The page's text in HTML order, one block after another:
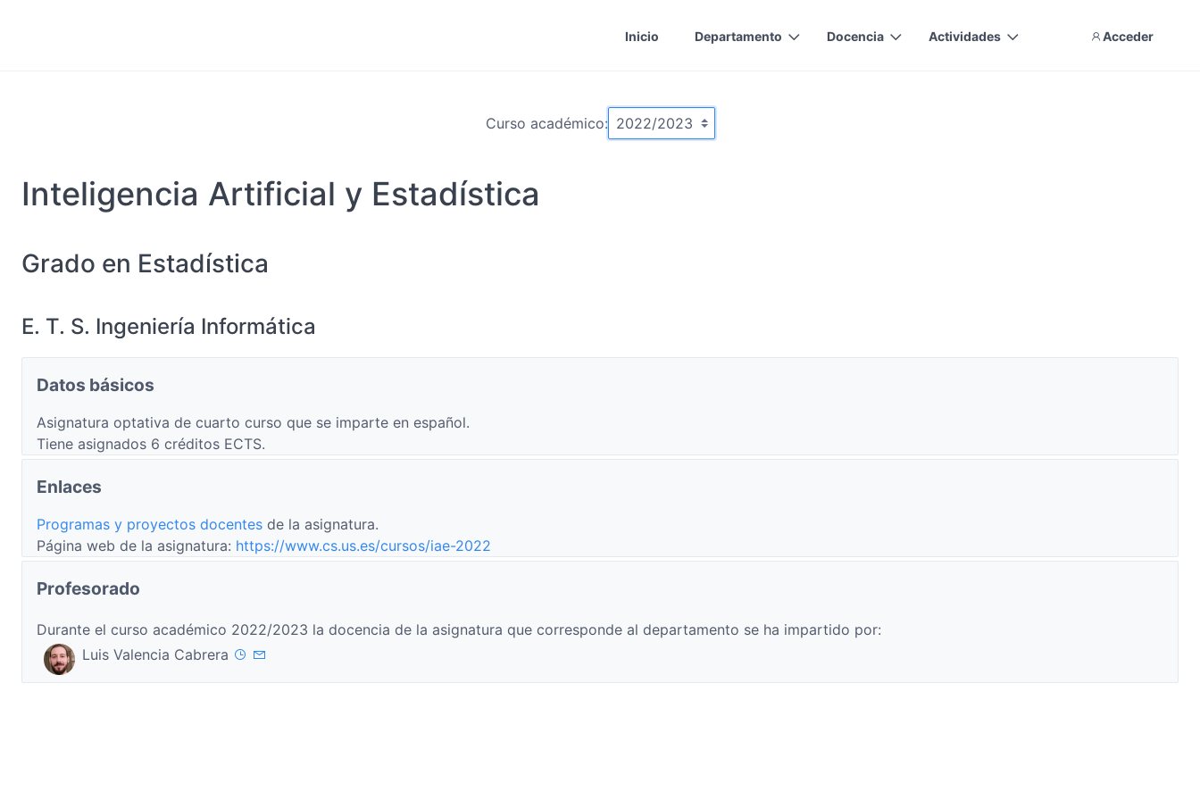
Inicio Departamento Docencia Actividades Acceder
Curso académico:
Inteligencia Artificial y Estadística
Grado en Estadística
E. T. S. Ingeniería Informática
Datos básicos
Asignatura optativa de cuarto curso que se imparte en español.
Tiene asignados 6 créditos ECTS.
Enlaces
Programas y proyectos docentes de la asignatura.
Página web de la asignatura: https://www.cs.us.es/cursos/iae-2022
Profesorado
Durante el curso académico 2022/2023 la docencia de la asignatura que corresponde al departamento se ha impartido por:
Luis Valencia Cabrera